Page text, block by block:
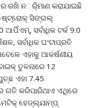
ରଖି ନର୍ିମାଣ କରାଯାଇଛି
ଷ୍ଟ୍ରୋକ୍ ସିଙ୍ଗଲ୍
ସର୍ବାଧିକ ଟର୍କ 9.0
ସର୍ବାଧିକ ଘଂଟାପ୍ରତି
ଏହାକୁ ଆକର୍ଷଣୀୟ
ତୁଳନାରେ 12
ଏହା 7.45
ଗତି କରିପାରିଥାଏ ଏଥିରେ
ହେଡ୍ଲ୍ଯାମ୍ପ୍